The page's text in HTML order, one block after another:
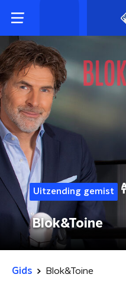
Uitzending gemist
Blok&Toine
Gids Blok&Toine